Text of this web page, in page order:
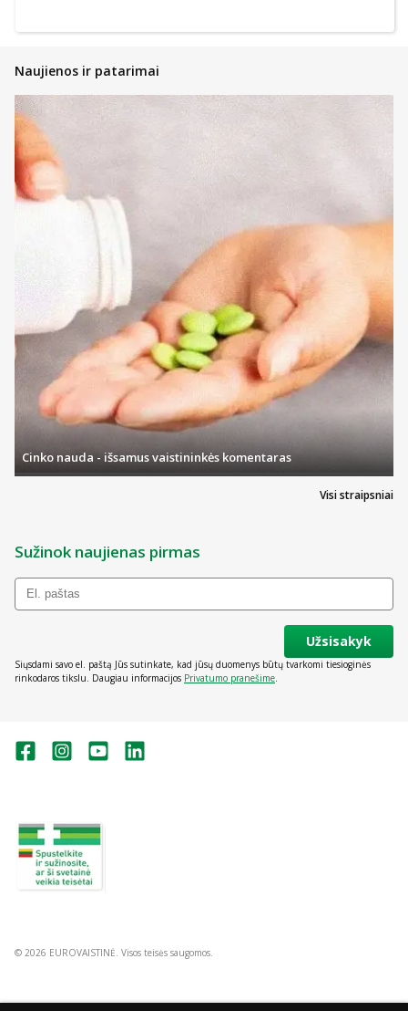
Naujienos ir patarimai
Visi straipsniai
Cinko nauda - išsamus vaistininkės komentaras
Sužinok naujienas pirmas
Užsisakyk
Siųsdami savo el. paštą Jūs sutinkate, kad jūsų duomenys būtų tvarkomi tiesioginės
rinkodaros tikslu. Daugiau informacijos Privatumo pranešime.
© 2026 EUROVAISTINĖ. Visos teisės saugomos.